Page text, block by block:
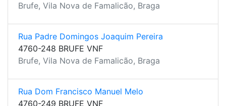
Brufe, Vila Nova de Famalicão, Braga
Rua Padre Domingos Joaquim Pereira
4760-248 BRUFE VNF
Brufe, Vila Nova de Famalicão, Braga
Rua Dom Francisco Manuel Melo
4760-249 BRUFE VNF